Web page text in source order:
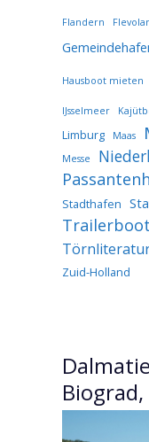
Flandern
Hausboot mieten
IJsselmeer
Limburg Maas
Messe
Stadthafen
Trailerboot
Zuid-Holland